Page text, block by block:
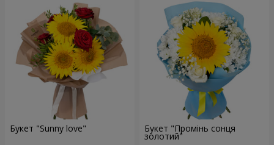
Букет "Sunny love" Букет "Промінь сонця
золотий"